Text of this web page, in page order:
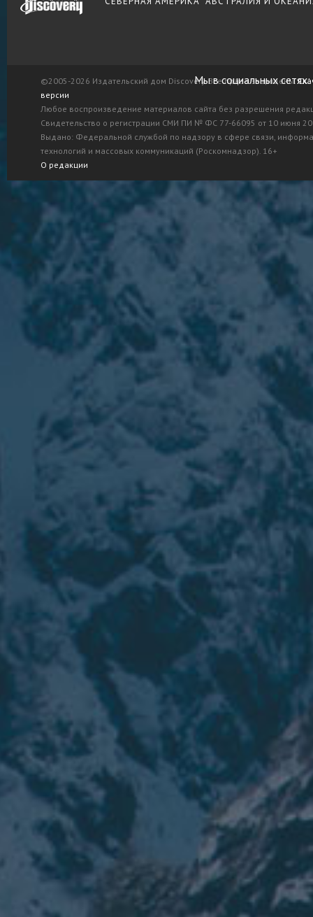
©2005-2026 Издательский дом Discovery. Все права защищены.
версии
Любое воспроизведение материалов сайта без разрешения
Свидетельство о регистрации СМИ ПИ № ФС 77-66095 от 10 июня
Выдано: Федеральной службой по надзору в сфере связи,
технологий и массовых коммуникаций (Роскомнадзор). 16+
О редакции
Мы в социальных сетях: